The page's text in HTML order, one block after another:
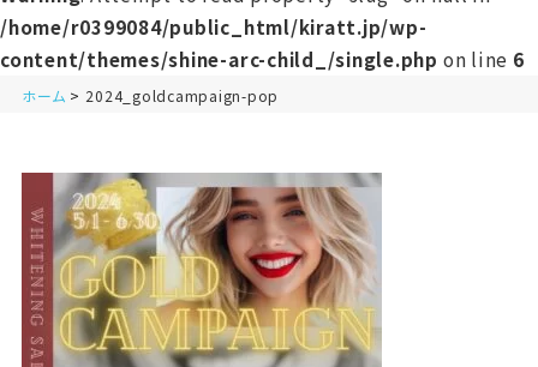
/home/r0399084/public_html/kiratt.jp/wp-
content/themes/shine-arc-child_/single.php on line 6
ホーム 2024_goldcampaign-pop